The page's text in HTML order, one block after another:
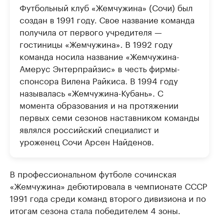
Футбольный клуб «Жемчужина» (Сочи) был
создан в 1991 году. Свое название команда
получила от первого учредителя —
гостиницы «Жемчужина». В 1992 году
команда носила название «Жемчужина-
Амерус Энтерпрайзис» в честь фирмы-
спонсора Вилена Райкиса. В 1994 году
называлась «Жемчужина-Кубань». С
момента образования и на протяжении
первых семи сезонов наставником команды
являлся российский специалист и
уроженец Сочи Арсен Найденов.
В профессиональном футболе сочинская
«Жемчужина» дебютировала в чемпионате СССР
1991 года среди команд второго дивизиона и по
итогам сезона стала победителем 4 зоны.